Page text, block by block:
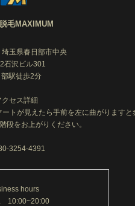
毛MAXIMUM
玉県春日部市中央
石沢ビル301
駅徒歩2分
クセス詳細
トが見えたら手前を左に曲がります
段をお上がりください。
3254-4391
hours
10:00~20:00